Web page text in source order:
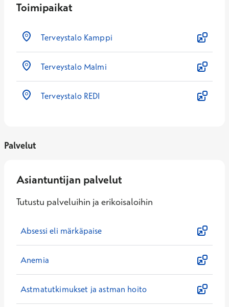
Toimipaikat
Terveystalo Kamppi
Terveystalo Malmi
Terveystalo REDI
Palvelut
Asiantuntijan palvelut
Tutustu palveluihin ja erikoisaloihin
Absessi eli märkäpaise
Anemia
Astmatutkimukset ja astman hoito